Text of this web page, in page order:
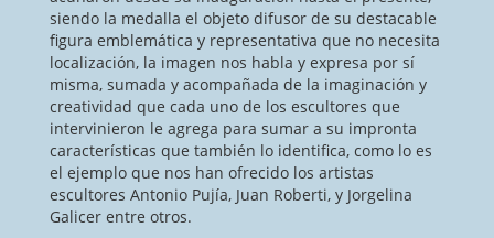
siendo la medalla el objeto difusor de su destacable
figura emblemática y representativa que no necesita
localización, la imagen nos habla y expresa por sí
misma, sumada y acompañada de la imaginación y
creatividad que cada uno de los escultores que
intervinieron le agrega para sumar a su impronta
características que también lo identifica, como lo es
el ejemplo que nos han ofrecido los artistas
escultores Antonio Pujía, Juan Roberti, y Jorgelina
Galicer entre otros.